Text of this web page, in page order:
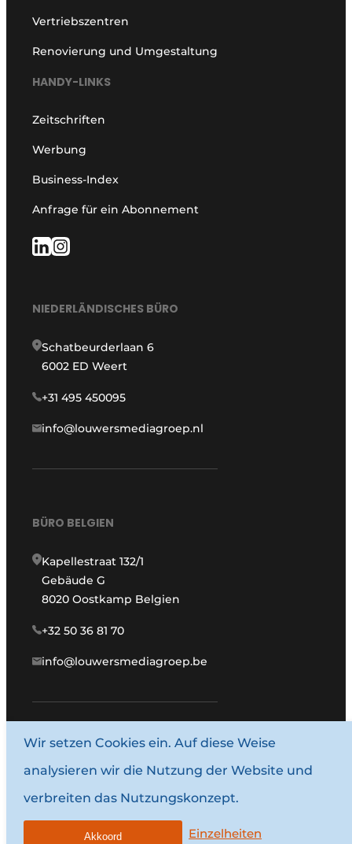
Vertriebszentren
Renovierung und Umgestaltung
HANDY-LINKS
Zeitschriften
Werbung
Business-Index
Anfrage für ein Abonnement
NIEDERLÄNDISCHES BÜRO
Schatbeurderlaan 6
6002 ED Weert
+31 495 450095
info@louwersmediagroep.nl
BÜRO BELGIEN
Kapellestraat 132/1
Gebäude G
8020 Oostkamp Belgien
+32 50 36 81 70
info@louwersmediagroep.be
www.louwersmediagroep.com
© 1987–2026 Louwersmediagroep.
Allgemeine Bedingungen und Konditionen
Wir setzen Cookies ein. Auf diese Weise
analysieren wir die Nutzung der Website und
verbreiten das Nutzungskonzept.
Einzelheiten
Akkoord